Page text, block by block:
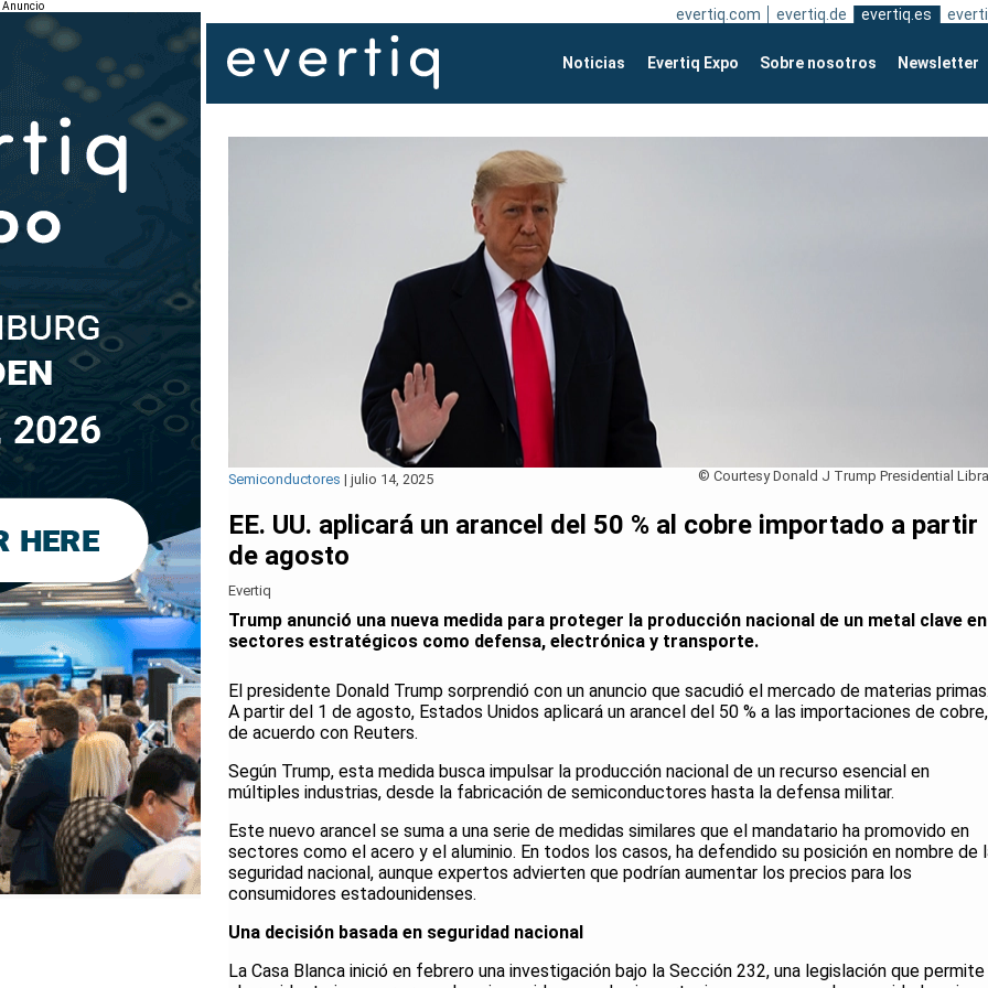
Anuncio evertiq.com evertiq.de evertiq.es
Noticias Evertiq Expo Sobre nosotros Newsletter
© Courtesy Donald J Trump Presidential
Semiconductores | julio 14, 2025
EE. UU. aplicará un arancel del 50 % al cobre importado a partir
de agosto
Evertiq
Trump anunció una nueva medida para proteger la producción nacional de un metal clave en
sectores estratégicos como defensa, electrónica y transporte.
El presidente Donald Trump sorprendió con un anuncio que sacudió el mercado de materias
A partir del 1 de agosto, Estados Unidos aplicará un arancel del 50 % a las importaciones de cobre,
de acuerdo con Reuters.
Según Trump, esta medida busca impulsar la producción nacional de un recurso esencial en
múltiples industrias, desde la fabricación de semiconductores hasta la defensa militar.
Este nuevo arancel se suma a una serie de medidas similares que el mandatario ha promovido en
sectores como el acero y el aluminio. En todos los casos, ha defendido su posición en nombre de
seguridad nacional, aunque expertos advierten que podrían aumentar los precios para los
consumidores estadounidenses.
Una decisión basada en seguridad nacional
La Casa Blanca inició en febrero una investigación bajo la Sección 232, una legislación que permite